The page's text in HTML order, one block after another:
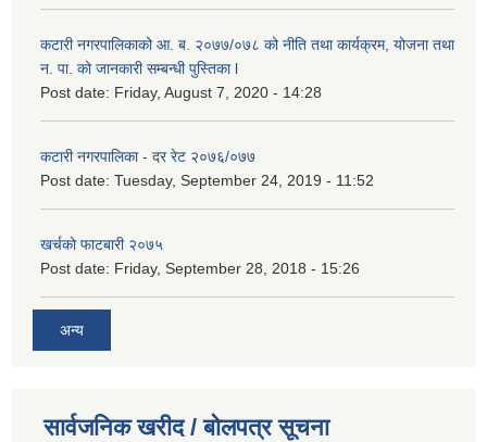
कटारी नगरपालिकाको आ. ब. २०७७/०७८ को नीति तथा कार्यक्रम, योजना तथा
न. पा. को जानकारी सम्बन्धी पुस्तिका l
Post date: Friday, August 7, 2020 - 14:28
कटारी नगरपालिका - दर रेट २०७६/०७७
Post date: Tuesday, September 24, 2019 - 11:52
खर्चको फाटबारी २०७५
Post date: Friday, September 28, 2018 - 15:26
अन्य
सार्वजनिक खरीद / बोलपत्र सूचना